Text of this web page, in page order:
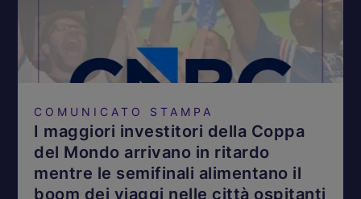
COMUNICATO STAMPA
I maggiori investitori della Coppa
del Mondo arrivano in ritardo
mentre le semifinali alimentano il
boom dei viaggi nelle città ospitanti